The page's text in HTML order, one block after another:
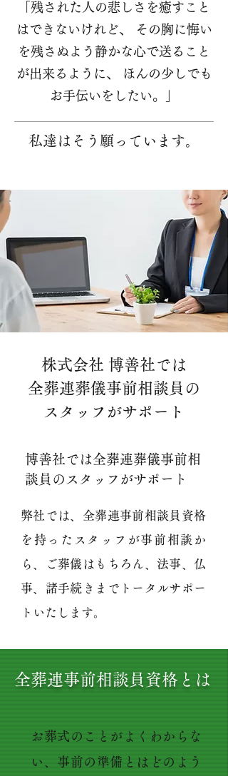
「残された人の悲しさを癒すこと
はできないけれど、 その胸に悔い
を残さぬよう静かな心で送ること
が出来るように、 ほんの少しでも
お手伝いをしたい。」
私達はそう願っています。
株式会社 博善社では
全葬連葬儀事前相談員の
スタッフがサポート
博善社では全葬連葬儀事前相
談員のスタッフがサポート
弊社では、全葬連事前相談員資格
を持ったスタッフが事前相談か
ら、ご葬儀はもちろん、法事、仏
事、諸手続きまでトータルサポー
トいたします。
全葬連事前相談員資格とは
お葬式のことがよくわからな
い、事前の準備とはどのよう